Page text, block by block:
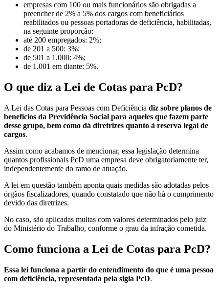
empresas com 100 ou mais funcionários são obrigadas a
preencher de 2% a 5% dos cargos com beneficiários
reabilitados ou pessoas portadoras de deficiência, habilitadas,
na seguinte proporção:
até 200 empregados: 2%;
de 201 a 500: 3%;
de 501 a 1.000: 4%;
de 1.001 em diante: 5%.
O que diz a Lei de Cotas para PcD?
A Lei das Cotas para Pessoas com Deficiência diz sobre planos de
benefícios da Previdência Social para aqueles que fazem parte
desse grupo, bem como dá diretrizes quanto à reserva legal de
cargos.
Assim como acabamos de mencionar, essa legislação determina
quantos profissionais PcD uma empresa deve obrigatoriamente ter,
independentemente do ramo de atuação.
A lei em questão também aponta quais medidas são adotadas pelos
órgãos fiscalizadores, quando constatado que não há o cumprimento
devido das diretrizes.
No caso, são aplicadas multas com valores determinados pelo juiz
do Ministério do Trabalho, conforme o grau da infração cometida.
Como funciona a Lei de Cotas para PcD?
Essa lei funciona a partir do entendimento do que é uma pessoa
com deficiência, representada pela sigla PcD.